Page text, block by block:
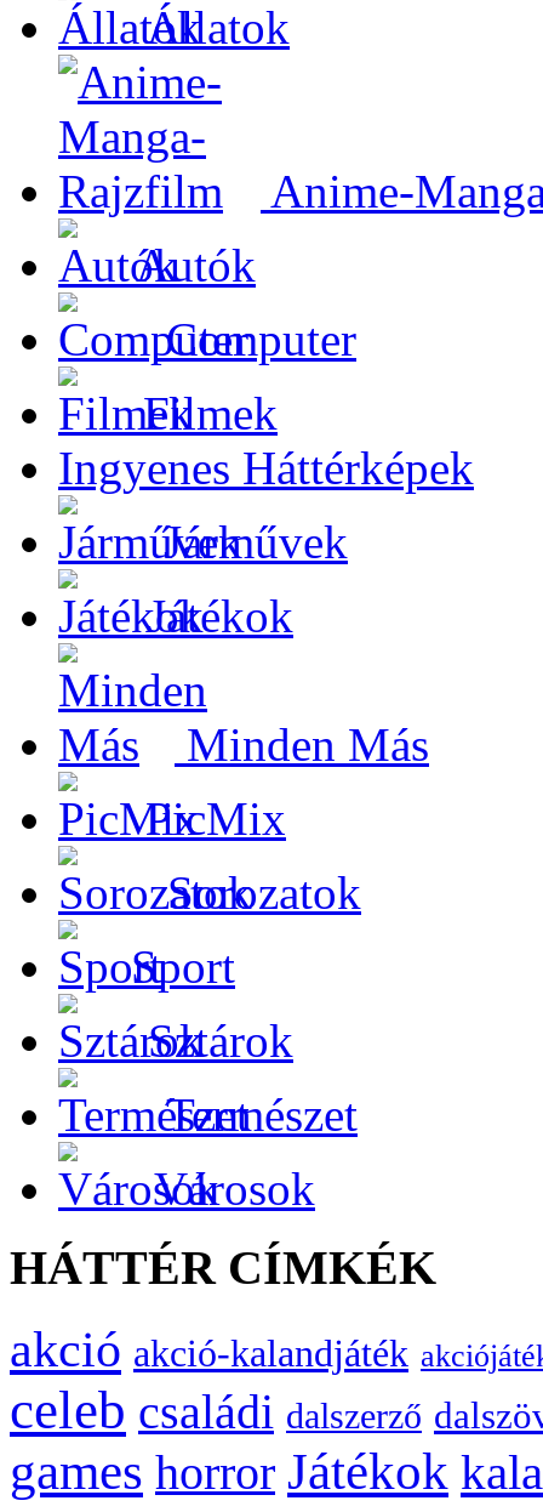
Állatok
Anime-
Autók
Computer
Filmek
Ingyenes Háttérképek
Járművek
Játékok
Minden Más
PicMix
Sorozatok
Sport
Sztárok
Természet
Városok
HÁTTÉR CÍMKÉK
akció akció-kalandjáték
celeb családi dalszerző
games horror Játékok